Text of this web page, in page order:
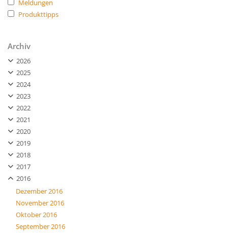
Meldungen
Produkttipps
Archiv
2026
2025
2024
2023
2022
2021
2020
2019
2018
2017
2016
Dezember 2016
November 2016
Oktober 2016
September 2016